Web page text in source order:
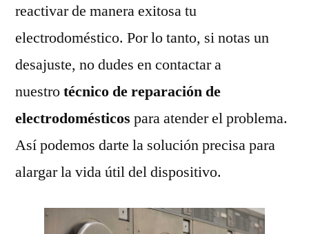
reactivar de manera exitosa tu
electrodoméstico. Por lo tanto, si notas un
desajuste, no dudes en contactar a
nuestrotécnico de reparación de
electrodomésticos para atender el problema.
Así podemos darte la solución precisa para
alargar la vida útil del dispositivo.